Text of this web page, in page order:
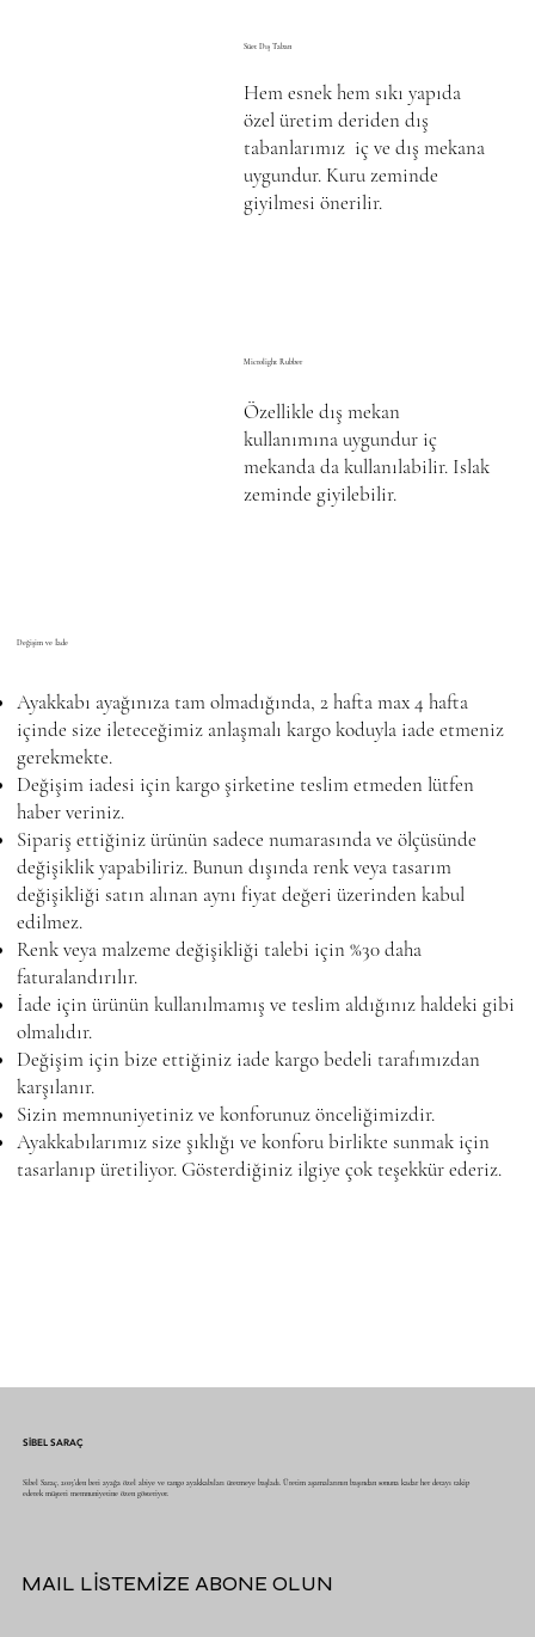
Süet Dış Taban
Microlight Rubber
Değişim ve İade
Ayakkabı ayağınıza tam olmadığında, 2 hafta max 4 hafta
içinde size ileteceğimiz anlaşmalı kargo koduyla iade etmeniz
gerekmekte.
Değişim iadesi için kargo şirketine teslim etmeden lütfen
haber veriniz.
Sipariş ettiğiniz ürünün sadece numarasında ve ölçüsünde
değişiklik yapabiliriz. Bunun dışında renk veya tasarım
değişikliği satın alınan aynı fiyat değeri üzerinden kabul
edilmez.
Renk veya malzeme değişikliği talebi için %30 daha
faturalandırılır.
İade için ürünün kullanılmamış ve teslim aldığınız haldeki gibi
olmalıdır.
Değişim için bize ettiğiniz iade kargo bedeli tarafımızdan
karşılanır.
Sizin memnuniyetiniz ve konforunuz önceliğimizdir.
Ayakkabılarımız size şıklığı ve konforu birlikte sunmak için
tasarlanıp üretiliyor. Gösterdiğiniz ilgiye çok teşekkür ederiz.
Özellikle dış mekan
kullanımına uygundur iç
mekanda da kullanılabilir. Islak
zeminde giyilebilir.
Hem esnek hem sıkı yapıda
özel üretim deriden dış
tabanlarımız iç ve dış mekana
uygundur. Kuru zeminde
giyilmesi önerilir.
SİBEL SARAÇ
Sibel Saraç, 2015’den beri ayağa özel abiye ve tango ayakkabıları üretmeye başladı. Üretim aşamalarının başından sonuna kadar her detayı takip
ederek müşteri memnuniyetine özen gösteriyor.
MAIL LİSTEMİZE ABONE OLUN